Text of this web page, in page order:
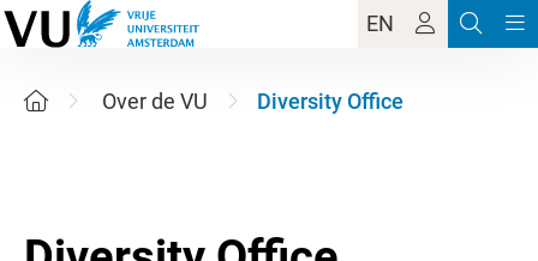
EN
Over de VU Diversity Office